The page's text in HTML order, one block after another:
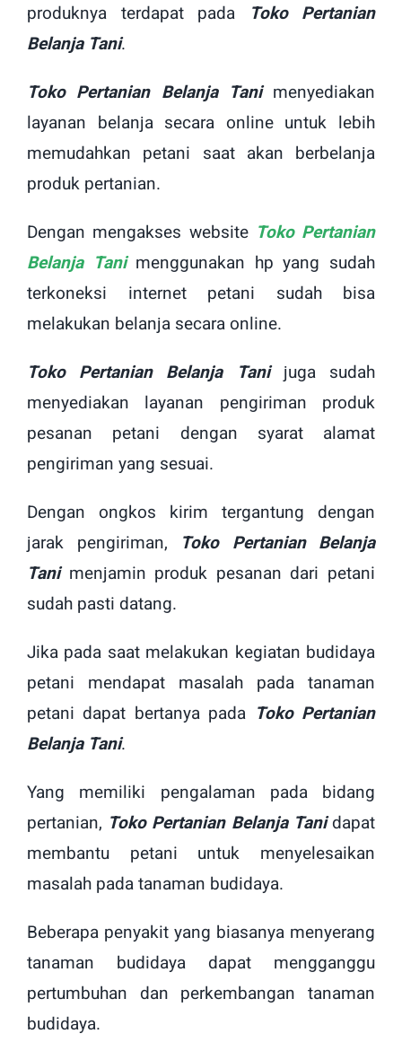
produknya terdapat pada
Toko Pertanian
Belanja Tani.
Toko Pertanian Belanja Tani menyediakan
layanan belanja secara online untuk lebih
memudahkan petani saat akan berbelanja
produk pertanian.
Dengan mengakses website Toko Pertanian
Belanja Tanimenggunakan hp yang sudah
terkoneksi internet petani sudah bisa
melakukan belanja secara online.
Toko Pertanian Belanja Tani juga sudah
menyediakan layanan pengiriman produk
pesanan petani dengan syarat alamat
pengiriman yang sesuai.
Dengan ongkos kirim tergantung dengan
jarak pengiriman,
Toko Pertanian Belanja
Tani menjamin produk pesanan dari petani
sudah pasti datang.
Jika pada saat melakukan kegiatan budidaya
petani mendapat masalah pada tanaman
petani dapat bertanya pada Toko Pertanian
Belanja Tani.
Yang memiliki pengalaman pada bidang
pertanian, Toko Pertanian Belanja Tanidapat
membantu petani untuk menyelesaikan
masalah pada tanaman budidaya.
Beberapa penyakit yang biasanya menyerang
tanaman budidaya dapat mengganggu
pertumbuhan dan perkembangan tanaman
budidaya.